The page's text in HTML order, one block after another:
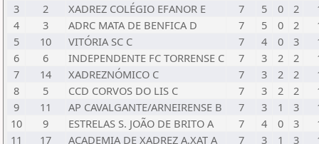
3
2 XADREZ COLÉGIO EFANOR E 7 5 0 2
4
3 ADRC MATA DE BENFICA D 7 5 0 2
5
10 VITÓRIA SC C 7 4 0 3
6
6 INDEPENDENTE FC TORRENSE C 7 3 2 2
7
14 XADREZNÓMICO C 7 3 2 2
8
5 CCD CORVOS DO LIS C 7 3 2 2
9
11 AP CAVALGANTE/ARNEIRENSE B 7 3 1 3
10
9 ESTRELAS S. JOÃO DE BRITO A 7 4 0 3
11
17 ACADEMIA DE XADREZ A.XAT A 7 3 1 3